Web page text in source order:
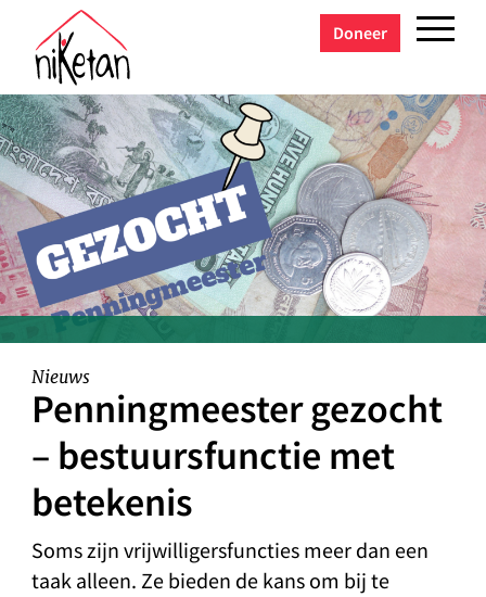
Doneer
Nieuws
Penningmeester gezocht
– bestuursfunctie met
betekenis
Soms zijn vrijwilligersfuncties meer dan een
taak alleen. Ze bieden de kans om bij te